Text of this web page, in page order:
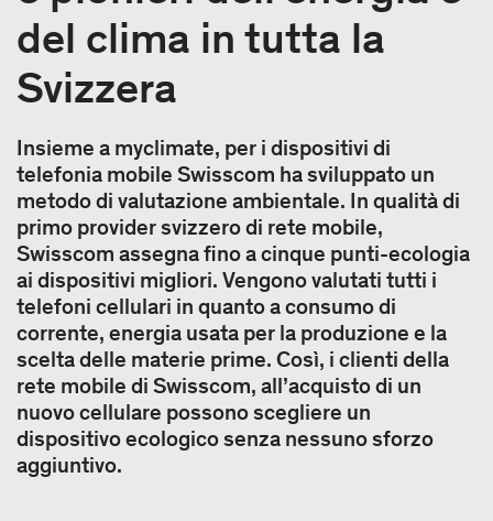
del clima in tutta la
Svizzera
Insieme a myclimate, per i dispositivi di
telefonia mobile Swisscom ha sviluppato un
metodo di valutazione ambientale. In qualità di
primo provider svizzero di rete mobile,
Swisscom assegna fino a cinque punti-ecologia
ai dispositivi migliori. Vengono valutati tutti i
telefoni cellulari in quanto a consumo di
corrente, energia usata per la produzione e la
scelta delle materie prime. Così, i clienti della
rete mobile di Swisscom, all’acquisto di un
nuovo cellulare possono scegliere un
dispositivo ecologico senza nessuno sforzo
aggiuntivo.